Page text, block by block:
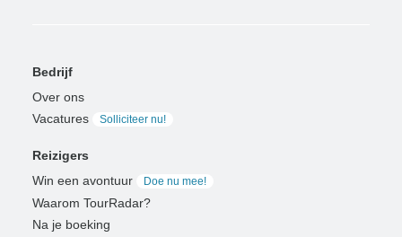
Bedrijf
Over ons
Vacatures
Solliciteer nu!
Reizigers
Win een avontuur
Doe nu mee!
Waarom TourRadar?
Na je boeking